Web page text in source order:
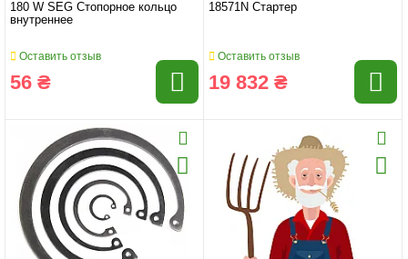
180 W SEG Стопорное кольцо
внутреннее
Оставить отзыв
56 ₴
18571N Стартер
Оставить отзыв
19 832 ₴